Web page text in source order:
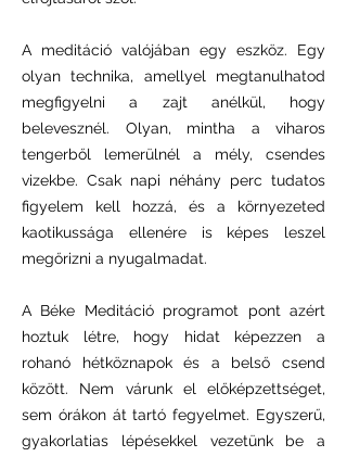
A meditáció valójában egy eszköz. Egy
olyan technika, amellyel megtanulhatod
megfigyelni a zajt anélkül, hogy
belevesznél. Olyan, mintha a viharos
tengerből lemerülnél a mély, csendes
vizekbe. Csak napi néhány perc tudatos
figyelem kell hozzá, és a környezeted
kaotikussága ellenére is képes leszel
megőrizni a nyugalmadat.
A Béke Meditáció programot pont azért
hoztuk létre, hogy hidat képezzen a
rohanó hétköznapok és a belső csend
között. Nem várunk el előképzettséget,
sem órákon át tartó fegyelmet. Egyszerű,
gyakorlatias lépésekkel vezetünk be a